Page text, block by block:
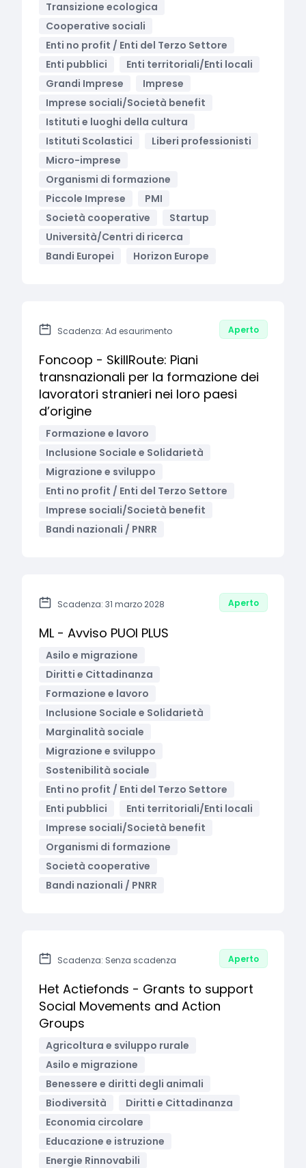
Transizione ecologica
Cooperative sociali
Enti no profit / Enti del Terzo Settore
Enti pubblici
Enti territoriali/Enti locali
Grandi Imprese
Imprese
Imprese sociali/Società benefit
Istituti e luoghi della cultura
Istituti Scolastici
Liberi professionisti
Micro-imprese
Organismi di formazione
Piccole Imprese
PMI
Società cooperative
Startup
Università/Centri di ricerca
Bandi Europei
Horizon Europe
Scadenza: Ad esaurimento Aperto
Foncoop - SkillRoute: Piani
transnazionali per la formazione dei
lavoratori stranieri nei loro paesi
d’origine
Formazione e lavoro
Inclusione Sociale e Solidarietà
Migrazione e sviluppo
Enti no profit / Enti del Terzo Settore
Imprese sociali/Società benefit
Bandi nazionali / PNRR
Scadenza: 31 marzo 2028 Aperto
ML - Avviso PUOI PLUS
Asilo e migrazione
Diritti e Cittadinanza
Formazione e lavoro
Inclusione Sociale e Solidarietà
Marginalità sociale
Migrazione e sviluppo
Sostenibilità sociale
Enti no profit / Enti del Terzo Settore
Enti pubblici
Enti territoriali/Enti locali
Imprese sociali/Società benefit
Organismi di formazione
Società cooperative
Bandi nazionali / PNRR
Scadenza: Senza scadenza Aperto
Het Actiefonds - Grants to support
Social Movements and Action
Groups
Agricoltura e sviluppo rurale
Asilo e migrazione
Benessere e diritti degli animali
Biodiversità
Diritti e Cittadinanza
Economia circolare
Educazione e istruzione
Energie Rinnovabili